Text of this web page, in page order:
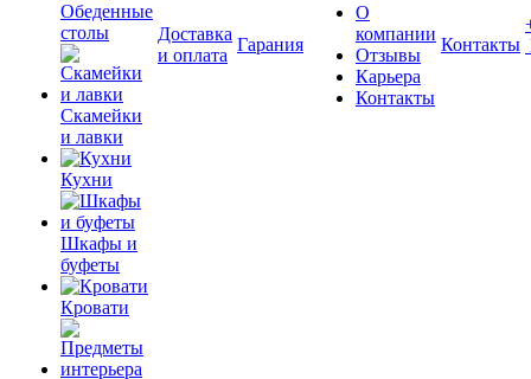
Обеденные
столы
Скамейки
и лавки
Кухни
Шкафы и
буфеты
Кровати
Доставка
и оплата
Гарания
О
компании
Отзывы
Карьера
Контакты
Контакты